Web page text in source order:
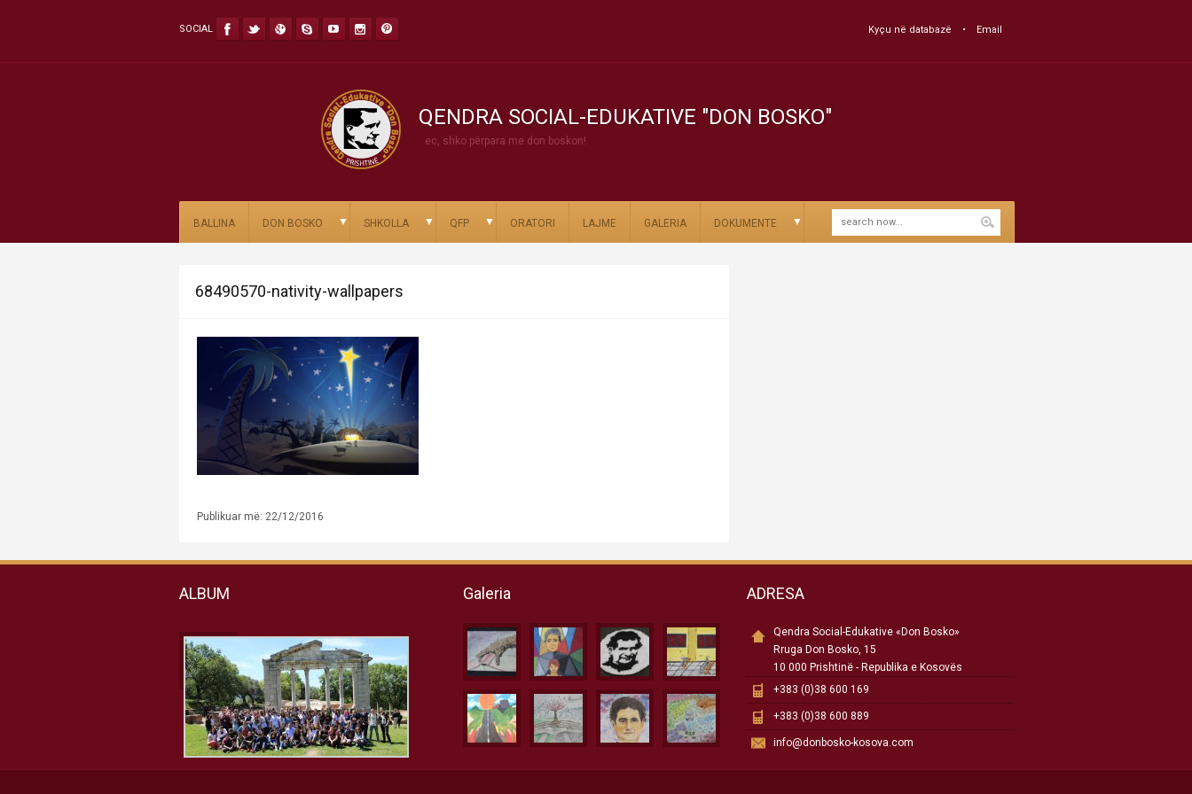
SOCIAL Kyçu në databazë Email
QENDRA SOCIAL-EDUKATIVE "DON BOSKO"
ec, shko përpara me don boskon!
BALLINA DON BOSKO ▼ SHKOLLA ▼ QFP ▼ ORATORI LAJME GALERIA DOKUMENTE ▼
68490570-nativity-wallpapers
Publikuar më: 22/12/2016
ALBUM Galeria ADRESA
Qendra Social-Edukative «Don Bosko»
Rruga Don Bosko, 15
10 000 Prishtinë - Republika e Kosovës
+383 (0)38 600 169
+383 (0)38 600 889
info@donbosko-kosova.com